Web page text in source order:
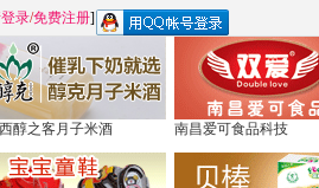
录/免费注册]
醇之客月子米酒 南昌爱可食品科技